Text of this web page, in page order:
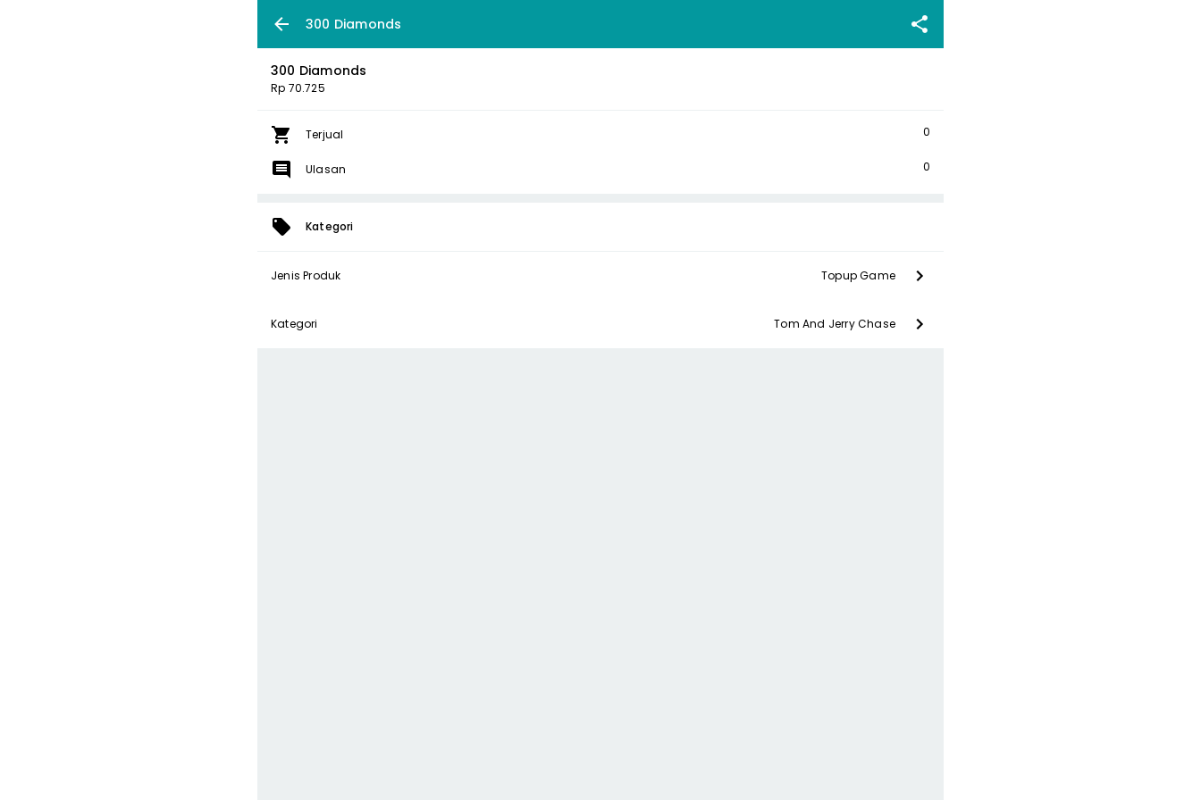
300 Diamonds
300 Diamonds
Rp 70.725
Terjual 0
Ulasan 0
Kategori
Jenis Produk Topup Game
Kategori Tom And Jerry Chase